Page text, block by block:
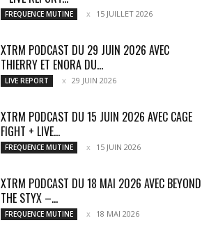
FREQUENCE MUTINE 15 JUILLET 2026
XTRM PODCAST DU 29 JUIN 2026 AVEC
THIERRY ET ENORA DU...
LIVE REPORT 29 JUIN 2026
XTRM PODCAST DU 15 JUIN 2026 AVEC CAGE
FIGHT + LIVE...
FREQUENCE MUTINE 15 JUIN 2026
XTRM PODCAST DU 18 MAI 2026 AVEC BEYOND
THE STYX –...
FREQUENCE MUTINE 18 MAI 2026